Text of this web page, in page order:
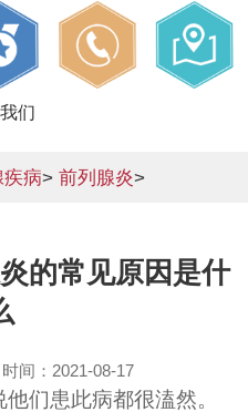
们
疾病>前列腺炎>
的常见原因是什
时间：2021-08-17
们患此病都很溘然。